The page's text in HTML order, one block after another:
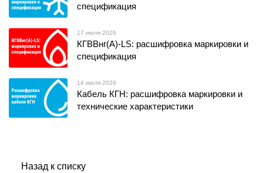
спецификация
17 июля 2026
КГВВнг(А)-LS: расшифровка маркировки и
спецификация
14 июля 2026
Кабель КГН: расшифровка маркировки и
технические характеристики
Назад к списку